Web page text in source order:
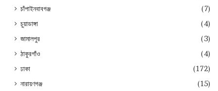
চাঁপাইনবাবগঞ্জ
(7)
চুয়াডাঙ্গা
(4)
জামালপুর
(3)
ঠাকুরগাঁও
(4)
ঢাকা
(172)
নারায়ণগঞ্জ
(15)